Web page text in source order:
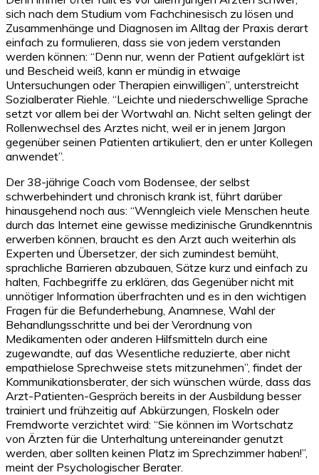
sich nach dem Studium vom Fachchinesisch zu lösen und
Zusammenhänge und Diagnosen im Alltag der Praxis derart
einfach zu formulieren, dass sie von jedem verstanden
werden können: “Denn nur, wenn der Patient aufgeklärt ist
und Bescheid weiß, kann er mündig in etwaige
Untersuchungen oder Therapien einwilligen”, unterstreicht
Sozialberater Riehle. “Leichte und niederschwellige Sprache
setzt vor allem bei der Wortwahl an. Nicht selten gelingt der
Rollenwechsel des Arztes nicht, weil er in jenem Jargon
gegenüber seinen Patienten artikuliert, den er unter Kollegen
anwendet”.
Der 38-jährige Coach vom Bodensee, der selbst
schwerbehindert und chronisch krank ist, führt darüber
hinausgehend noch aus: “Wenngleich viele Menschen heute
durch das Internet eine gewisse medizinische Grundkenntnis
erwerben können, braucht es den Arzt auch weiterhin als
Experten und Übersetzer, der sich zumindest bemüht,
sprachliche Barrieren abzubauen, Sätze kurz und einfach zu
halten, Fachbegriffe zu erklären, das Gegenüber nicht mit
unnötiger Information überfrachten und es in den wichtigen
Fragen für die Befunderhebung, Anamnese, Wahl der
Behandlungsschritte und bei der Verordnung von
Medikamenten oder anderen Hilfsmitteln durch eine
zugewandte, auf das Wesentliche reduzierte, aber nicht
empathielose Sprechweise stets mitzunehmen”, findet der
Kommunikationsberater, der sich wünschen würde, dass das
Arzt-Patienten-Gespräch bereits in der Ausbildung besser
trainiert und frühzeitig auf Abkürzungen, Floskeln oder
Fremdworte verzichtet wird: “Sie können im Wortschatz
von Ärzten für die Unterhaltung untereinander genutzt
werden, aber sollten keinen Platz im Sprechzimmer haben!”,
meint der Psychologischer Berater.